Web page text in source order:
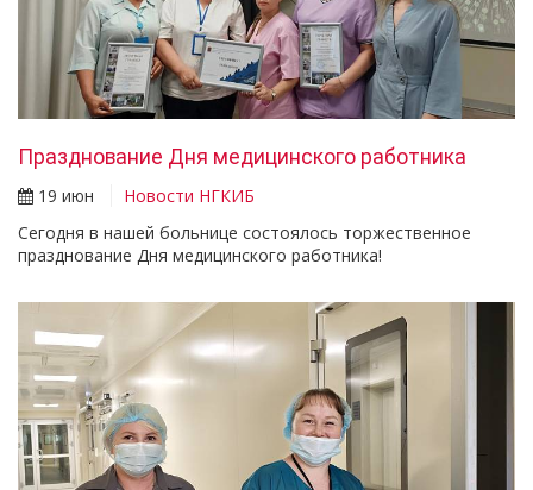
Празднование Дня медицинского работника
19 июн
Новости НГКИБ
Сегодня в нашей больнице состоялось торжественное
празднование Дня медицинского работника!